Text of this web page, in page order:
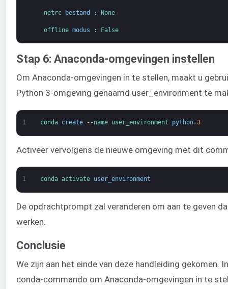
netrc bestand : None
offline modus : False
Stap 6: Anaconda-omgevingen instellen
Om Anaconda-omgevingen in te stellen, maakt u
Python 3-omgeving genaamd user_environment te
1 conda create --name user_environment python=3
Activeer vervolgens de nieuwe omgeving met dit
1 conda activate user_environment
De opdrachtprompt zal veranderen om aan te geven
werken.
Conclusie
We zijn aan het einde van deze handleiding
conda-commando om Anaconda-omgevingen in te